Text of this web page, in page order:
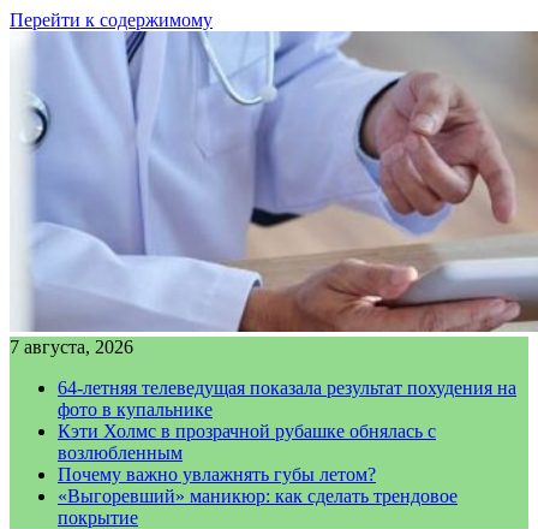
Перейти к содержимому
7 августа, 2026
64-летняя телеведущая показала результат похудения на
фото в купальнике
Кэти Холмс в прозрачной рубашке обнялась с
возлюбленным
Почему важно увлажнять губы летом?
«Выгоревший» маникюр: как сделать трендовое
покрытие